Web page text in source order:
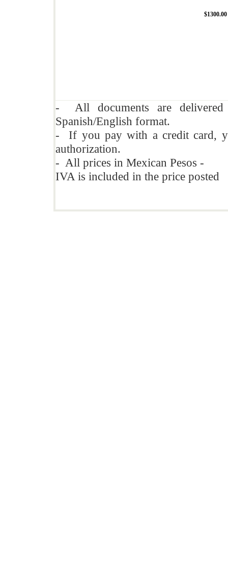
- All documents are
Spanish/English format.
- If you pay with a credit card,
authorization.
- All prices in Mexican Pesos -
IVA is included in the price posted